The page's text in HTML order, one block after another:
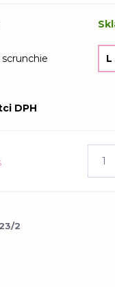
scrunchie
DPH
23/2